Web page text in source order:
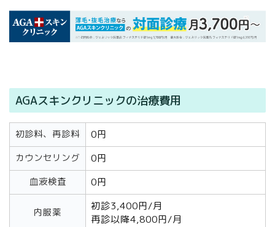
AGAスキンクリニックの治療費用
初診料、再診料 0円
カウンセリング 0円
血液検査 0円
内服薬
初診3,400円/月
再診以降4,800円/月